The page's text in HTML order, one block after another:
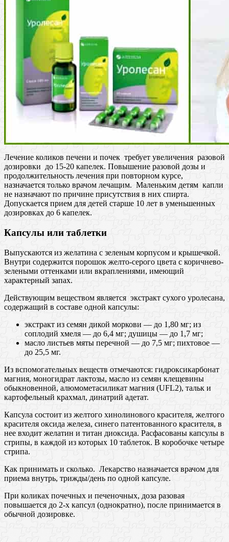
Лечение коликов печени и почек требует увеличения разовой
дозировки до 15-20 капелек. Повышение разовой дозы и
продолжительность лечения при повторном курсе,
назначается только врачом лечащим. Маленьким детям капли
не назначают по причине присутствия в них спирта.
Допускается прием для детей старше 10 лет в уменьшенных
дозировках до 6 капелек.
Капсулы или таблетки
Выпускаются из желатина с зеленым корпусом и крышечкой.
Внутри содержится порошок желто-серого цвета с коричнево-
зелеными оттенками или вкраплениями, имеющий
характерный запах.
Действующим веществом является экстракт сухого уролесана,
содержащий в составе одной капсулы:
экстракт из семян дикой моркови — до 1,80 мг; из
соплодий хмеля — до 6,4 мг; душицы — до 1,7 мг;
масло листьев мяты перечной — до 7,5 мг; пихтовое —
до 25,5 мг.
Из вспомогательных веществ отмечаются: гидроксикарбонат
магния, моногидрат лактозы, масло из семян клещевины
обыкновенной, алюмометасиликат магния (UFL2), тальк и
картофельный крахмал, динатрий адетат.
Капсула состоит из желтого хинолинового красителя, желтого
красителя оксида железа, синего патентованного красителя, в
нее входит желатин и титан диоксида. Расфасованы капсулы в
стрипы, в каждой из которых 10 таблеток. В коробочке четыре
стрипа.
Как принимать и сколько. Лекарство назначается врачом для
приема внутрь, трижды/день по одной капсуле.
При коликах почечных и печеночных, доза разовая
повышается до 2-х капсул (однократно), после принимается в
обычной дозировке.